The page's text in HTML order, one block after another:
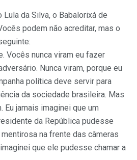
Lula da Silva, o Babalorixá de
podem não acreditar, mas o
Vocês nunca viram eu fazer
Nunca viram, porque eu
política deve servir para
da sociedade brasileira. Mas
Eu jamais imaginei que um
da República pudesse
na frente das câmeras
que ele pudesse chamar a